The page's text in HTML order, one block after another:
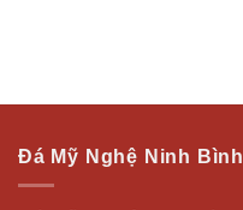
Đá Mỹ Nghệ Ninh Bình